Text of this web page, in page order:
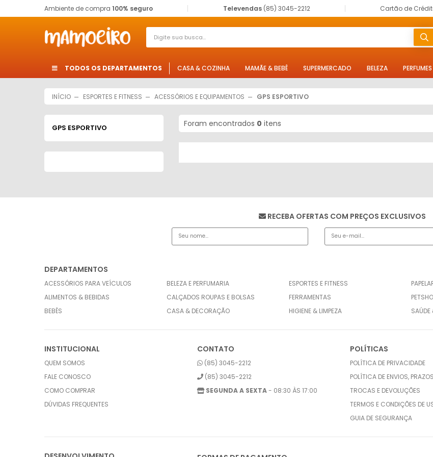
Ambiente de compra 100% seguro Televendas(85) 3045-2212 Cartão de
TODOS OS DEPARTAMENTOS CASA & COZINHA MAMÃE & BEBÊ SUPERMERCADO BELEZA PERFUMES
INÍCIO ESPORTES E FITNESS ACESSÓRIOS E EQUIPAMENTOS GPS ESPORTIVO
GPS ESPORTIVO Foram encontrados 0 itens
RECEBA OFERTAS COM PREÇOS EXCLUSIVOS
DEPARTAMENTOS
ACESSÓRIOS PARA VEÍCULOS
ALIMENTOS & BEBIDAS
BEBÊS
BELEZA E PERFUMARIA
CALÇADOS ROUPAS E BOLSAS
CASA & DECORAÇÃO
ESPORTES E FITNESS
FERRAMENTAS
HIGIENE & LIMPEZA
SAÚDE
INSTITUCIONAL
QUEM SOMOS
FALE CONOSCO
COMO COMPRAR
DÚVIDAS FREQUENTES
CONTATO
(85) 3045-2212
(85) 3045-2212
SEGUNDA A SEXTA- 08:30 ÀS 17:00
POLÍTICAS
POLÍTICA DE PRIVACIDADE
POLÍTICA DE ENVIOS,
TROCAS E DEVOLUÇÕES
TERMOS E CONDIÇÕES DE
GUIA DE SEGURANÇA